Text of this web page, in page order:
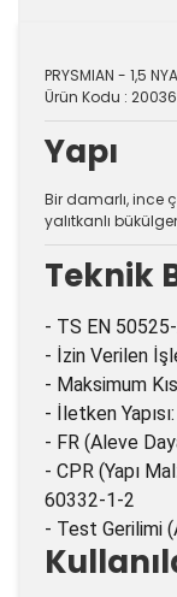
PRYSMIAN - 1,5
Ürün Kodu :
Yapı
Bir damarlı, ince
yalıtkanlı
Teknik
- TS EN
- İzin Verilen
- Maksimum
- İletken
- FR (Aleve
- CPR (Yapı
60332-1-2
- Test Gerilimi